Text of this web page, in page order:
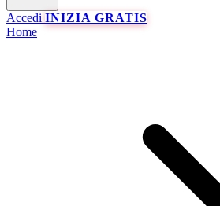
Accedi INIZIA GRATIS
Home